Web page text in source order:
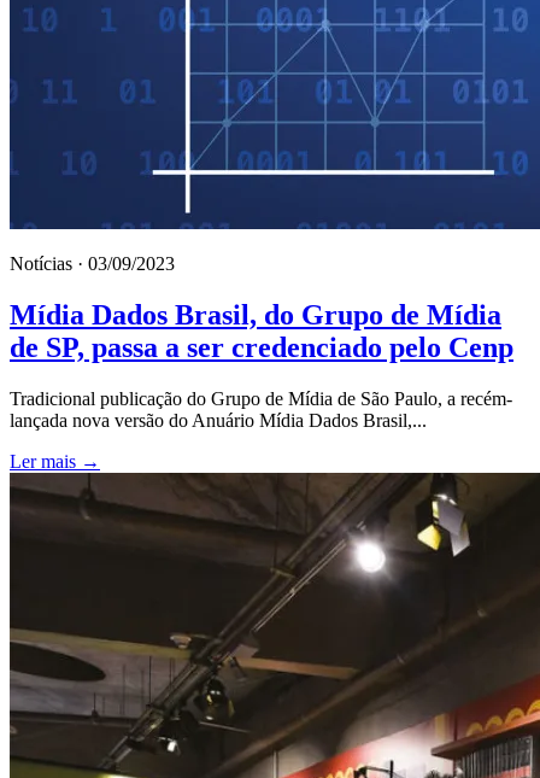
Notícias · 03/09/2023
Mídia Dados Brasil, do Grupo de Mídia
de SP, passa a ser credenciado pelo Cenp
Tradicional publicação do Grupo de Mídia de São Paulo, a recém-
lançada nova versão do Anuário Mídia Dados Brasil,...
Ler mais →